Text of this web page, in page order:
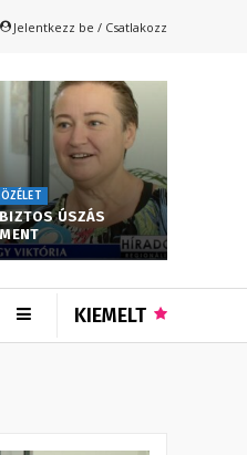
Jelentkezz be / Csatlakozz
ÚSZÁS
KIEMELT